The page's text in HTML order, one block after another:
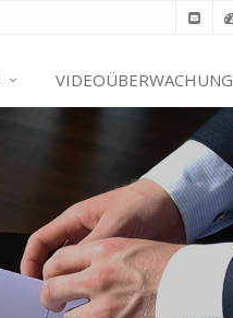
VIDEOÜBERWACHUNG